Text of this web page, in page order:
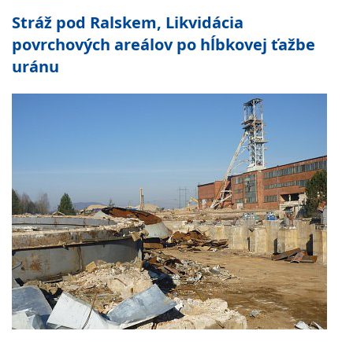
Stráž pod Ralskem, Likvidácia
povrchových areálov po hĺbkovej ťažbe
uránu